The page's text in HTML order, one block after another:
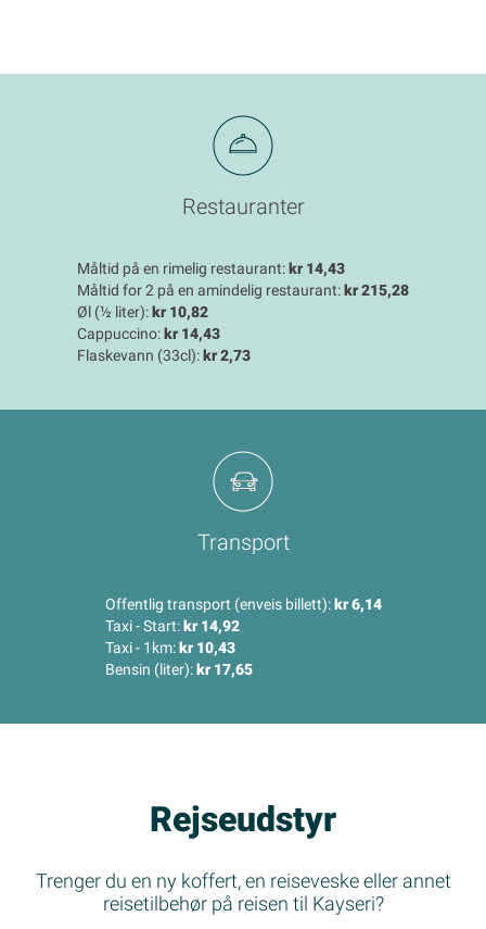
Restauranter
Måltid på en rimelig restaurant:kr 14,43
Måltid for 2 på en amindelig restaurant:kr 215,28
Øl (½ liter):kr 10,82
Cappuccino:kr 14,43
Flaskevann (33cl):kr 2,73
Transport
Offentlig transport (enveis billett):kr 6,14
Taxi - Start:kr 14,92
Taxi - 1km:kr 10,43
Bensin (liter):kr 17,65
Rejseudstyr
Trenger du en ny koffert, en reiseveske eller annet
reisetilbehør på reisen til Kayseri?